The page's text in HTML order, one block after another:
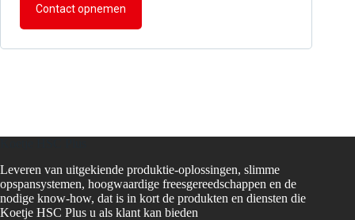
Contact opnemen
Leveren van uitgekiende produktie-oplossingen, slimme
opspansystemen, hoogwaardige freesgereedschappen en de
nodige know-how, dat is in kort de produkten en diensten die
Koetje HSC Plus u als klant kan bieden